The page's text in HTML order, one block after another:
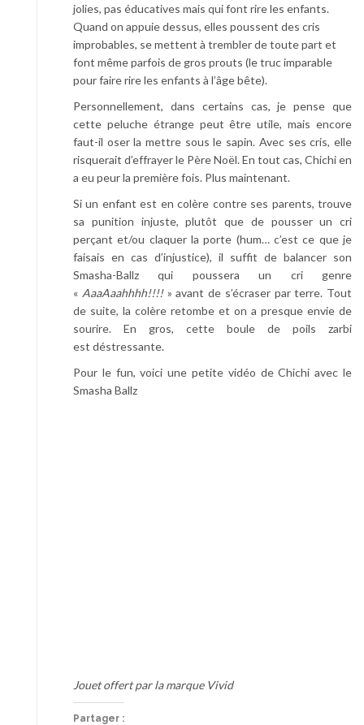
jolies, pas éducatives mais qui font rire les enfants.
Quand on appuie dessus, elles poussent des cris
improbables, se mettent à trembler de toute part et
font même parfois de gros prouts (le truc imparable
pour faire rire les enfants à l’âge bête).
Personnellement, dans certains cas, je pense que
cette peluche étrange peut être utile, mais encore
faut-il oser la mettre sous le sapin. Avec ses cris, elle
risquerait d’effrayer le Père Noël. En tout cas, Chichi en
a eu peur la première fois. Plus maintenant.
Si un enfant est en colère contre ses parents, trouve
sa punition injuste, plutôt que de pousser un cri
perçant et/ou claquer la porte (hum… c’est ce que je
faisais en cas d’injustice), il suffit de balancer son
Smasha-Ballz qui poussera un cri genre
« AaaAaahhhh!!!!» avant de s’écraser par terre. Tout
de suite, la colère retombe et on a presque envie de
sourire. En gros, cette boule de poils zarbi
est déstressante.
Pour le fun, voici une petite vidéo de Chichi avec le
Smasha Ballz
Jouet offert par la marque Vivid
Partager :